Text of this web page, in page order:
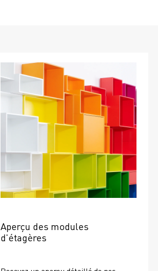
Aperçu des modules
d'étagères